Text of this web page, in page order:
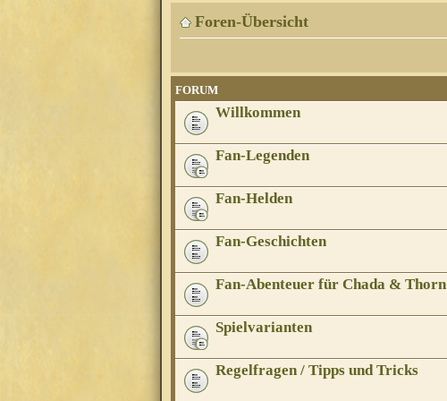
Foren-Übersicht
FORUM
Willkommen
Fan-Legenden
Fan-Helden
Fan-Geschichten
Fan-Abenteuer für Chada & Thorn
Spielvarianten
Regelfragen / Tipps und Tricks